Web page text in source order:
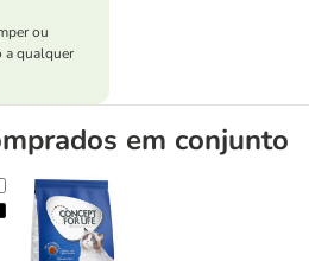
ou
a qualquer
em conjunto
para areia de gatos
Concept for Life Calm